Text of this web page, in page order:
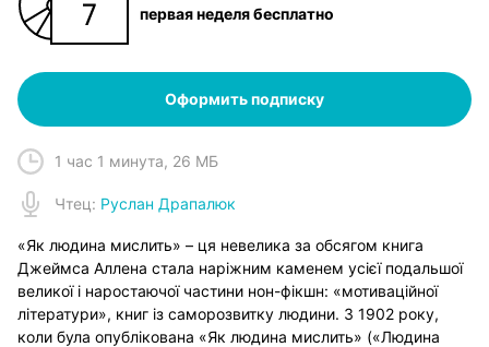
первая неделя бесплатно
Оформить подписку
1 час 1 минута, 26 МБ
Чтец: Руслан Драпалюк
«Як людина мислить» – ця невелика за обсягом книга
Джеймса Аллена стала наріжним каменем усієї подальшої
великої і наростаючої частини нон-фікшн: «мотиваційної
літератури», книг із саморозвитку людини. З 1902 року,
коли була опублікована «Як людина мислить» («Людина